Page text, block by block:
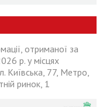
отриманої за
р. у місцях
Київська, 77, Метро,
ринок, 1